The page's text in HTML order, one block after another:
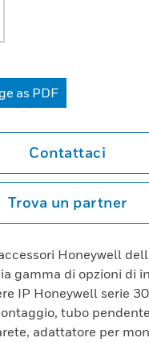
as PDF
Contattaci
Trova un partner
Honeywell
gamma di opzioni di
IP Honeywell serie
tubo
adattatore per